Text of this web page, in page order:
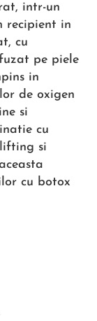
intr-un
recipient in
cu
pe piele
in
de oxigen
si
cu
si
cu botox